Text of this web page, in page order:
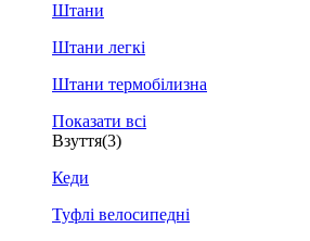
Штани
Штани легкі
Штани термобілизна
Показати всі
Взуття(3)
Кеди
Туфлі велосипедні